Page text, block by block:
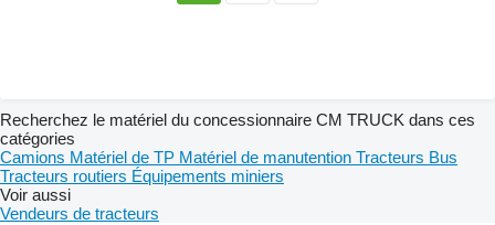
Recherchez le matériel du concessionnaire CM TRUCK dans ces
catégories
Camions Matériel de TP Matériel de manutention Tracteurs Bus
Tracteurs routiers Équipements miniers
Voir aussi
Vendeurs de tracteurs